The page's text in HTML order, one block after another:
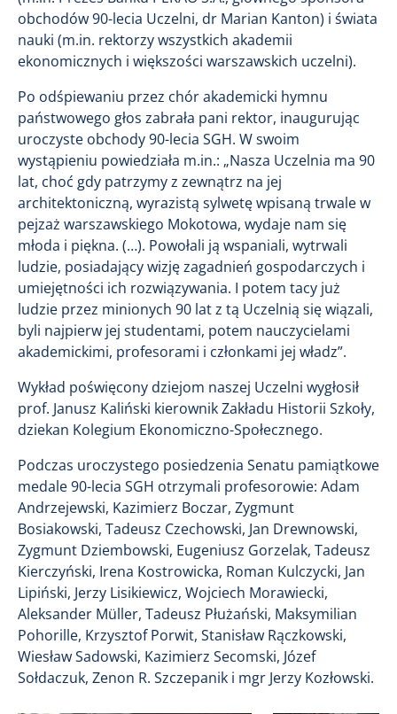
obchodów 90-lecia Uczelni, dr Marian Kanton) i świata
nauki (m.in. rektorzy wszystkich akademii
ekonomicznych i większości warszawskich uczelni).
Po odśpiewaniu przez chór akademicki hymnu
państwowego głos zabrała pani rektor, inaugurując
uroczyste obchody 90-lecia SGH. W swoim
wystąpieniu powiedziała m.in.: „Nasza Uczelnia ma 90
lat, choć gdy patrzymy z zewnątrz na jej
architektoniczną, wyrazistą sylwetę wpisaną trwale w
pejzaż warszawskiego Mokotowa, wydaje nam się
młoda i piękna. (…). Powołali ją wspaniali, wytrwali
ludzie, posiadający wizję zagadnień gospodarczych i
umiejętności ich rozwiązywania. I potem tacy już
ludzie przez minionych 90 lat z tą Uczelnią się wiązali,
byli najpierw jej studentami, potem nauczycielami
akademickimi, profesorami i członkami jej władz”.
Wykład poświęcony dziejom naszej Uczelni wygłosił
prof. Janusz Kaliński kierownik Zakładu Historii Szkoły,
dziekan Kolegium Ekonomiczno-Społecznego.
Podczas uroczystego posiedzenia Senatu pamiątkowe
medale 90-lecia SGH otrzymali profesorowie: Adam
Andrzejewski, Kazimierz Boczar, Zygmunt
Bosiakowski, Tadeusz Czechowski, Jan Drewnowski,
Zygmunt Dziembowski, Eugeniusz Gorzelak, Tadeusz
Kierczyński, Irena Kostrowicka, Roman Kulczycki, Jan
Lipiński, Jerzy Lisikiewicz, Wojciech Morawiecki,
Aleksander Müller, Tadeusz Płużański, Maksymilian
Pohorille, Krzysztof Porwit, Stanisław Rączkowski,
Wiesław Sadowski, Kazimierz Secomski, Józef
Sołdaczuk, Zenon R. Szczepanik i mgr Jerzy Kozłowski.